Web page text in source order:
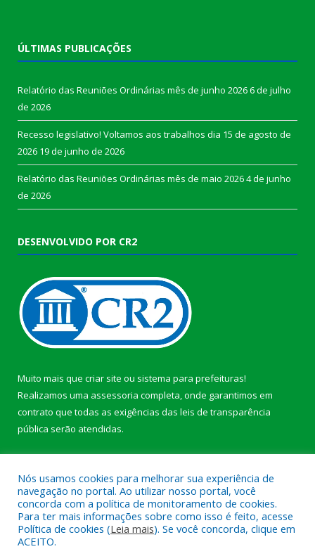
ÚLTIMAS PUBLICAÇÕES
Relatório das Reuniões Ordinárias mês de junho 20266 de julho
de 2026
Recesso legislativo! Voltamos aos trabalhos dia 15 de agosto de
2026 19 de junho de 2026
Relatório das Reuniões Ordinárias mês de maio 20264 de junho
de 2026
DESENVOLVIDO POR CR2
Muito mais que criar site ou sistema para prefeituras!
Realizamos uma assessoria completa, onde garantimos em
contrato que todas as exigências das leis de transparência
pública serão atendidas.
Todos os direitos reservados a Câmara Municipal de Anajás.
Nós usamos cookies para melhorar sua experiência de
navegação no portal. Ao utilizar nosso portal, você
concorda com a política de monitoramento de cookies.
Para ter mais informações sobre como isso é feito, acesse
Política de cookies (Leia mais). Se você concorda, clique em
ACEITO.